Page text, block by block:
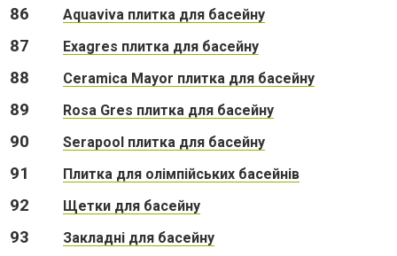
86 Aquaviva плитка для басейну
87 Exagres плитка для басейну
88 Ceramica Mayor плитка для басейну
89 Rosa Gres плитка для басейну
90 Serapool плитка для басейну
91 Плитка для олімпійських басейнів
92 Щетки для басейну
93 Закладні для басейну